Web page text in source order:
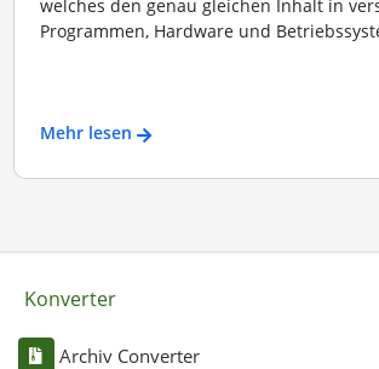
welches den genau gleichen Inhalt in
Programmen, Hardware und
Mehr lesen
Konverter
Archiv Converter